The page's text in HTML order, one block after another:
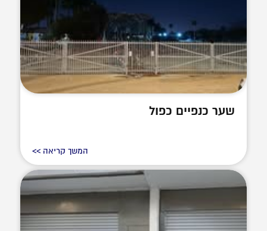
שער כנפיים כפול
המשך קריאה >>